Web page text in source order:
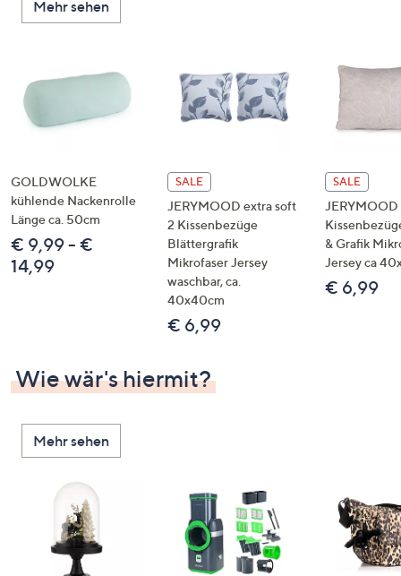
unten
oder
auf
Touch-
links
bzw.
rechts,
um
diese
Mehr sehen
GOLDWOLKE
kühlende Nackenrolle
Länge ca. 50cm
€ 9,99 - €
14,99
SALE
JERYMOOD extra soft
2 Kissenbezüge
Blättergrafik
Mikrofaser Jersey
waschbar, ca.
40x40cm
€ 6,99
SALE
JERYMOOD
& Grafik
Jersey ca
€ 6,99
Wie wär's hiermit?
Mehr sehen